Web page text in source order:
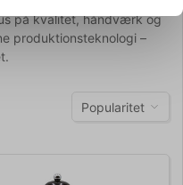
på kvalitet, håndværk og
produktionsteknologi –
Popularitet